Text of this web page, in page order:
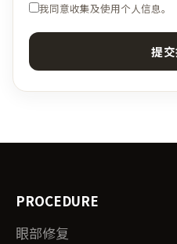
我同意收集及使用个人信息。
提
PROCEDURE
眼部修复